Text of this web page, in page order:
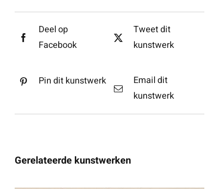
Deel op
Facebook
Tweet dit
kunstwerk
Pin dit kunstwerk
Email dit
kunstwerk
Gerelateerde kunstwerken